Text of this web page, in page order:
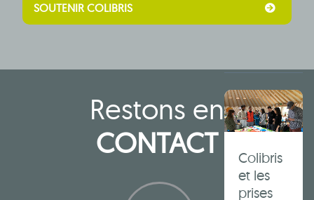
Autres
Colibris
et les
prises
SOUTENIR COLIBRIS
Restons en
CONTACT